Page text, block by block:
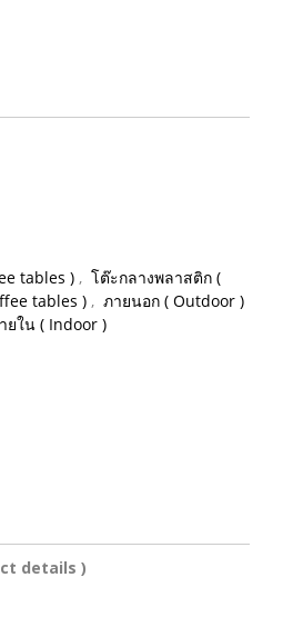
tables ) , โต๊ะกลางพลาสติก (
tables ) , ภายนอก ( Outdoor )
ยใน ( Indoor )
details )